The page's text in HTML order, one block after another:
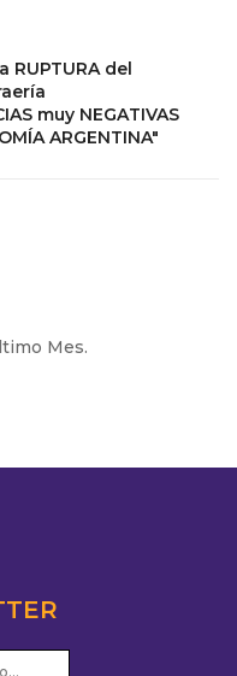
RUPTURA del
muy NEGATIVAS
ARGENTINA"
Mes.